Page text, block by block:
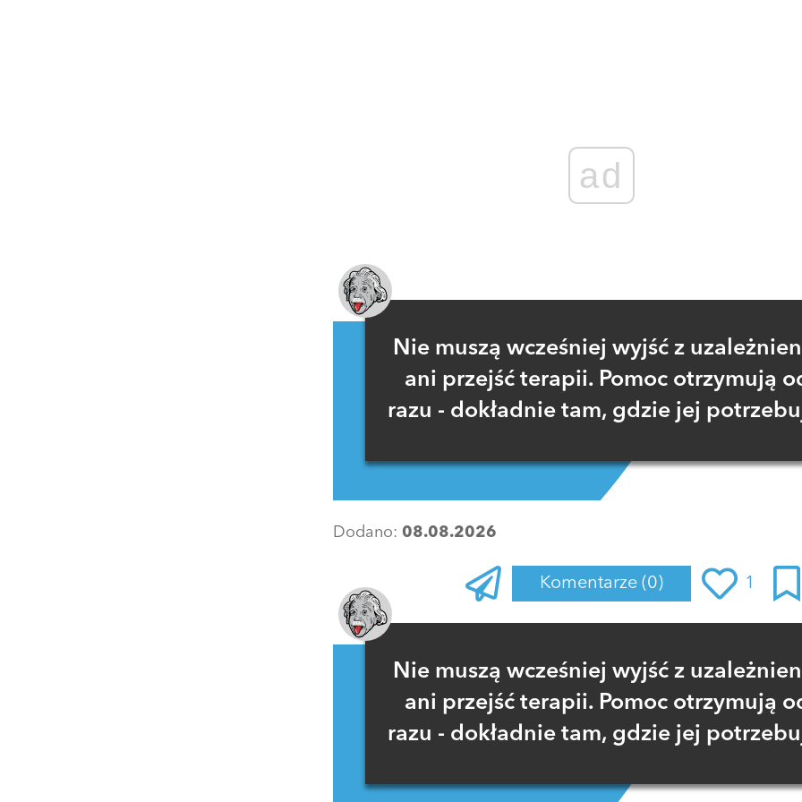
ad
Nie muszą wcześniej wyjść z
ani przejść terapii. Pomoc otrzymują
razu - dokładnie tam, gdzie jej
Dodano: 08.08.2026
Komentarze (0) 1
Nie muszą wcześniej wyjść z
ani przejść terapii. Pomoc otrzymują
razu - dokładnie tam, gdzie jej